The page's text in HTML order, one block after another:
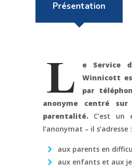
Présentation
e Service
Winnicott
par
anonyme centré
parentalité. C’est un
l’anonymat – il s’adresse :
aux parents en
aux enfants et aux